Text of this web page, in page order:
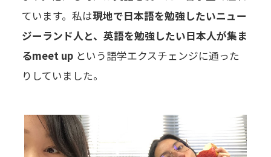
ています。私は現地で日本語を勉強したいニュー
ジーランド人と、英語を勉強したい日本人が集ま
るmeet upという語学エクスチェンジに通った
りしていました。